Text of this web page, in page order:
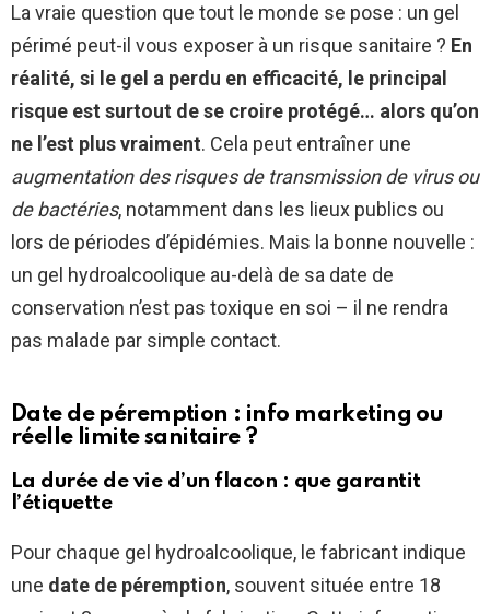
La vraie question que tout le monde se pose : un gel
périmé peut-il vous exposer à un risque sanitaire ? En
réalité, si le gel a perdu en efficacité, le principal
risque est surtout de se croire protégé… alors qu’on
ne l’est plus vraiment. Cela peut entraîner une
augmentation des risques de transmission de virus ou
de bactéries, notamment dans les lieux publics ou
lors de périodes d’épidémies. Mais la bonne nouvelle :
un gel hydroalcoolique au-delà de sa date de
conservation n’est pas toxique en soi – il ne rendra
pas malade par simple contact.
Date de péremption : info marketing ou
réelle limite sanitaire ?
La durée de vie d’un flacon : que garantit
l’étiquette
Pour chaque gel hydroalcoolique, le fabricant indique
une date de péremption, souvent située entre 18